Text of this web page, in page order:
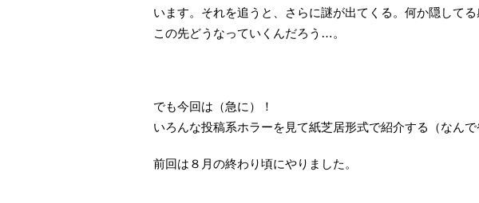
います。それを追うと、さらに謎が出てくる。何か隠してる
この先どうなっていくんだろう…。
でも今回は（急に）！
いろんな投稿系ホラーを見て紙芝居形式で紹介する（なんで
前回は８月の終わり頃にやりました。